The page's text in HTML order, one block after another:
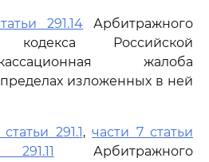
291.14 Арбитражного
кодекса Российской
жалоба
изложенных в ней
291.1, части 7 статьи
Арбитражного